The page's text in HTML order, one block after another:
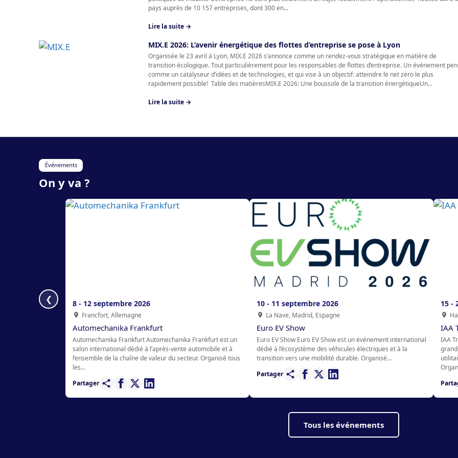
pays auprès de 10 157 entreprises, dont 300 en...
Lire la suite →
MIX.E 2026: L’avenir énergétique des flottes d’entreprise se pose à Lyon
Organisée le 23 avril à Lyon, MIX.E 2026 s’annonce comme un rendez-vous stratégique en matière de
transition écologique. Tout particulièrement pour les responsables de flottes d’entreprise. Un événement
comme un catalyseur d’idées et de technologies, et qui vise à un objectif: atteindre le net zéro le plus
rapidement possible! Table des matièresMIX.E 2026: Une boussole de la transition énergétiqueUn...
Lire la suite →
Événements
On y va ?
❮ 8 - 12 septembre 2026
Francfort, Allemagne
Automechanika Frankfurt
Automechanika Frankfurt Automechanika Frankfurt est un
salon international dédié à l’après-vente automobile et à
l’ensemble de la chaîne de valeur du secteur. Organisé tous
les…
Partager
10 - 11 septembre 2026
La Nave, Madrid, Espagne
Euro EV Show
Euro EV Show Euro EV Show est un événement international
dédié à l’écosystème des véhicules électriques et à la
transition vers une mobilité durable. Organisé…
Partager
15 -
IAA
IAA
Tous les événements